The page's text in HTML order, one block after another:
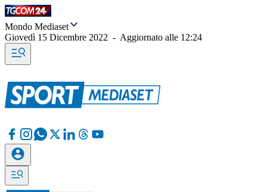
Mondo Mediaset
Giovedì 15 Dicembre 2022 - Aggiornato alle 12:24